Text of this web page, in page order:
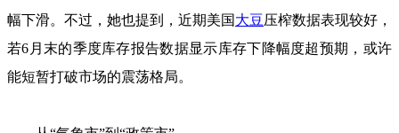
幅下滑。不过，她也提到，近期美国大豆压榨数据表现较好，
若6月末的季度库存报告数据显示库存下降幅度超预期，或许
能短暂打破市场的震荡格局。